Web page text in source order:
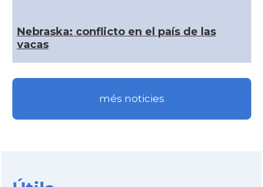
CAMON
CAMON
Nebraska: conflicto en el paí­s de las
vacas
més noticies